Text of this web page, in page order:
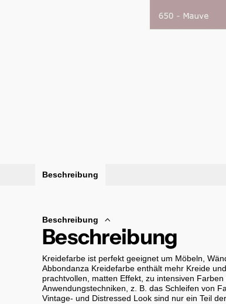
Beschreibung
Beschreibung
Beschreibung
Kreidefarbe ist perfekt geeignet um Möbeln,
Abbondanza Kreidefarbe enthält mehr Kreide
prachtvollen, matten Effekt, zu intensiven
Anwendungstechniken, z. B. das Schleifen von
Vintage- und Distressed Look sind nur ein Teil